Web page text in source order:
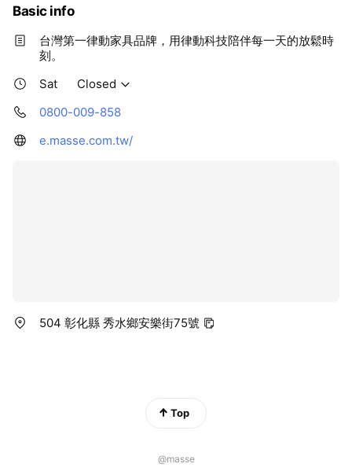
Basic info
台灣第一律動家具品牌，用律動科技陪伴每一天的放鬆時
刻。
Sat
Closed
0800-009-858
e.masse.com.tw/
504 彰化縣 秀水鄉安樂街75號
Top
@masse